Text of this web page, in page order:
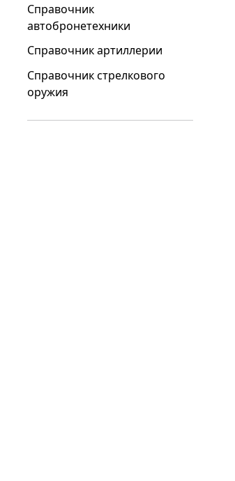
Справочник
автобронетехники
Справочник артиллерии
Справочник стрелкового
оружия